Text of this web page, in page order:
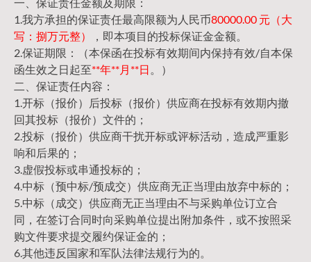
1.我方承担的保证责任最高限额为人民币80000.00 元（大
写：捌万元整）
，即本项目的投标保证金金额。
2.保证期限：（本保函在投标有效期间内保持有效/自本保
函生效之日起至**年**月**日 。）
二、保证责任内容：
1.开标（报价）后投标（报价）供应商在投标有效期内撤
回其投标（报价）文件的；
2.投标（报价）供应商干扰开标或评标活动，造成严重影
响和后果的；
3.虚假投标或串通投标的；
4.中标（预中标/预成交）供应商无正当理由放弃中标的；
5.中标（成交）供应商无正当理由不与采购单位订立合
同，在签订合同时向采购单位提出附加条件，或不按照采
购文件要求提交履约保证金的；
6.其他违反国家和军队法律法规行为的。